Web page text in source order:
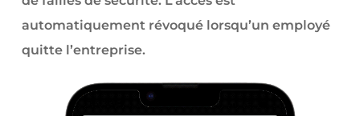
automatiquement révoqué lorsqu’un employé
quitte l’entreprise.